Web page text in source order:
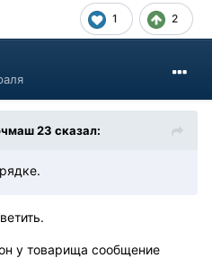
1 2
23 сказал:
у товарища сообщение